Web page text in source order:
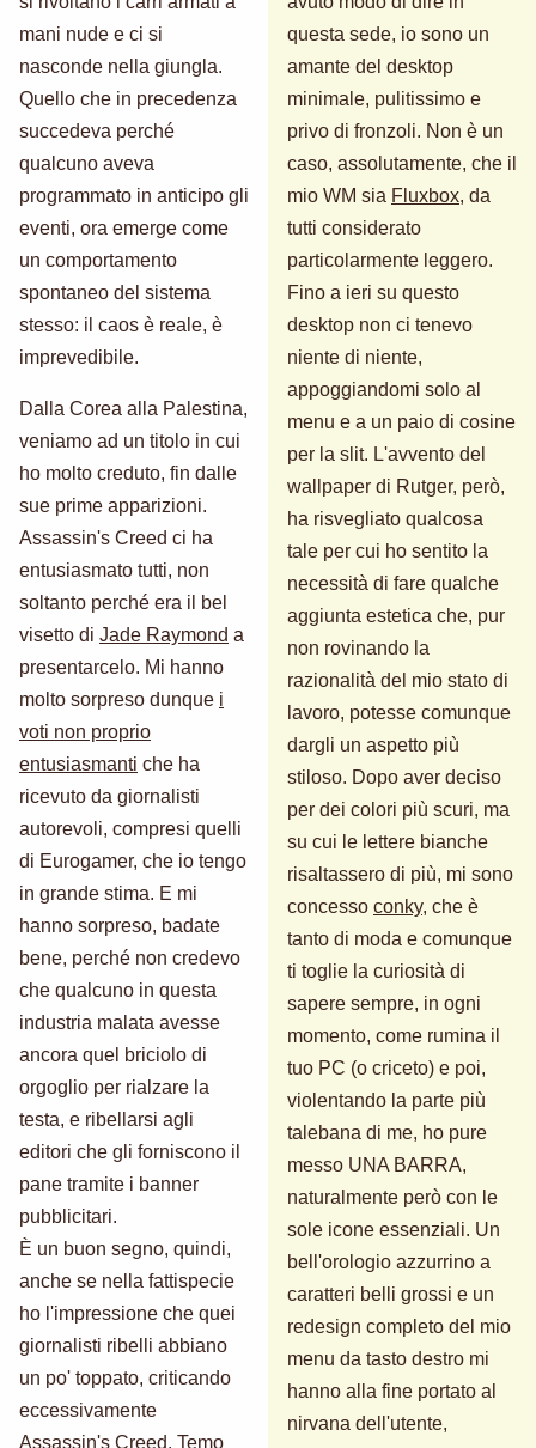
mani nude e ci si
nasconde nella giungla.
Quello che in precedenza
succedeva perché
qualcuno aveva
programmato in anticipo gli
eventi, ora emerge come
un comportamento
spontaneo del sistema
stesso: il caos è reale, è
imprevedibile.
Dalla Corea alla Palestina,
veniamo ad un titolo in cui
ho molto creduto, fin dalle
sue prime apparizioni.
Assassin's Creed ci ha
entusiasmato tutti, non
soltanto perché era il bel
visetto di Jade Raymond a
presentarcelo. Mi hanno
molto sorpreso dunque i
voti non proprio
entusiasmanti che ha
ricevuto da giornalisti
autorevoli, compresi quelli
di Eurogamer, che io tengo
in grande stima. E mi
hanno sorpreso, badate
bene, perché non credevo
che qualcuno in questa
industria malata avesse
ancora quel briciolo di
orgoglio per rialzare la
testa, e ribellarsi agli
editori che gli forniscono il
pane tramite i banner
pubblicitari.
È un buon segno, quindi,
anche se nella fattispecie
ho l'impressione che quei
giornalisti ribelli abbiano
un po' toppato, criticando
eccessivamente
Assassin's Creed. Temo
questa sede, io sono un
amante del desktop
minimale, pulitissimo e
privo di fronzoli. Non è un
caso, assolutamente, che il
mio WM sia Fluxbox, da
tutti considerato
particolarmente leggero.
Fino a ieri su questo
desktop non ci tenevo
niente di niente,
appoggiandomi solo al
menu e a un paio di cosine
per la slit. L'avvento del
wallpaper di Rutger, però,
ha risvegliato qualcosa
tale per cui ho sentito la
necessità di fare qualche
aggiunta estetica che, pur
non rovinando la
razionalità del mio stato di
lavoro, potesse comunque
dargli un aspetto più
stiloso. Dopo aver deciso
per dei colori più scuri, ma
su cui le lettere bianche
risaltassero di più, mi sono
concesso conky, che è
tanto di moda e comunque
ti toglie la curiosità di
sapere sempre, in ogni
momento, come rumina il
tuo PC (o criceto) e poi,
violentando la parte più
talebana di me, ho pure
messo UNA BARRA,
naturalmente però con le
sole icone essenziali. Un
bell'orologio azzurrino a
caratteri belli grossi e un
redesign completo del mio
menu da tasto destro mi
hanno alla fine portato al
nirvana dell'utente,